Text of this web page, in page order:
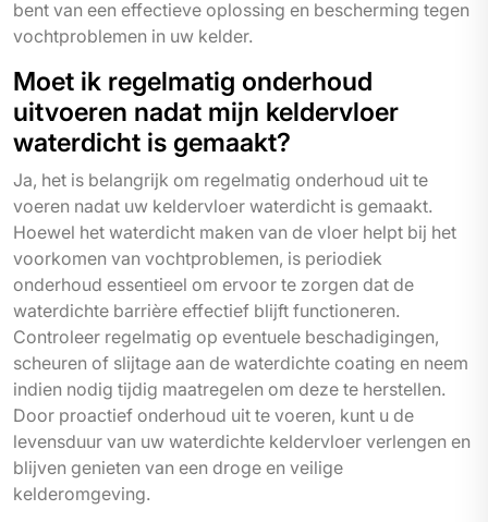
bent van een effectieve oplossing en bescherming tegen
vochtproblemen in uw kelder.
Moet ik regelmatig onderhoud
uitvoeren nadat mijn keldervloer
waterdicht is gemaakt?
Ja, het is belangrijk om regelmatig onderhoud uit te
voeren nadat uw keldervloer waterdicht is gemaakt.
Hoewel het waterdicht maken van de vloer helpt bij het
voorkomen van vochtproblemen, is periodiek
onderhoud essentieel om ervoor te zorgen dat de
waterdichte barrière effectief blijft functioneren.
Controleer regelmatig op eventuele beschadigingen,
scheuren of slijtage aan de waterdichte coating en neem
indien nodig tijdig maatregelen om deze te herstellen.
Door proactief onderhoud uit te voeren, kunt u de
levensduur van uw waterdichte keldervloer verlengen en
blijven genieten van een droge en veilige
kelderomgeving.